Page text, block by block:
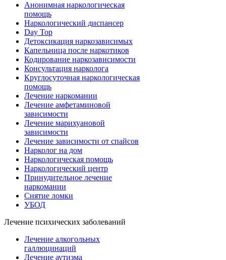
Анонимная наркологическая
помощь
Наркологический диспансер
Day Top
Детоксикация наркозависимых
Капельница после наркотиков
Кодирование наркозависимости
Консультация нарколога
Круглосуточная наркологическая
помощь
Лечение наркомании
Лечение амфетаминовой
зависимости
Лечение марихуановой
зависимости
Лечение зависимости от спайсов
Нарколог на дом
Наркологическая помощь
Наркологический центр
Принудительное лечение
наркомании
Снятие ломки
УБОД
Лечение психических заболеваний
Лечение алкогольных
галлюцинаций
Лечение аутизма